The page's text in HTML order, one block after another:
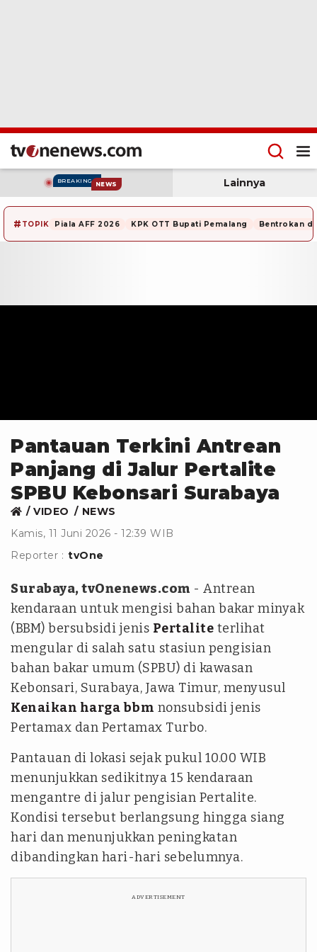
BREAKING NEWS Lainnya
# TOPIK Piala AFF 2026 KPK OTT Bupati Pemalang Bentrokan di
Pantauan Terkini Antrean
Panjang di Jalur Pertalite
SPBU Kebonsari Surabaya
VIDEO
NEWS
Kamis, 11 Juni 2026 - 12:39 WIB
Reporter : tvOne
Surabaya, tvOnenews.com - Antrean
kendaraan untuk mengisi bahan bakar minyak
(BBM) bersubsidi jenis Pertalite terlihat
mengular di salah satu stasiun pengisian
bahan bakar umum (SPBU) di kawasan
Kebonsari, Surabaya, Jawa Timur, menyusul
Kenaikan harga bbm nonsubsidi jenis
Pertamax dan Pertamax Turbo.
Pantauan di lokasi sejak pukul 10.00 WIB
menunjukkan sedikitnya 15 kendaraan
mengantre di jalur pengisian Pertalite.
Kondisi tersebut berlangsung hingga siang
hari dan menunjukkan peningkatan
dibandingkan hari-hari sebelumnya.
ADVERTISEMENT